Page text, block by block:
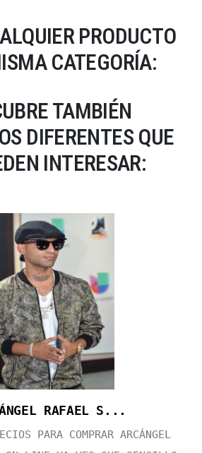
PRODUCTO
CATEGORÍA:
TAMBIÉN
DIFERENTES QUE
INTERESAR:
RAFAEL S...
PARA COMPRAR ARCÁNGEL